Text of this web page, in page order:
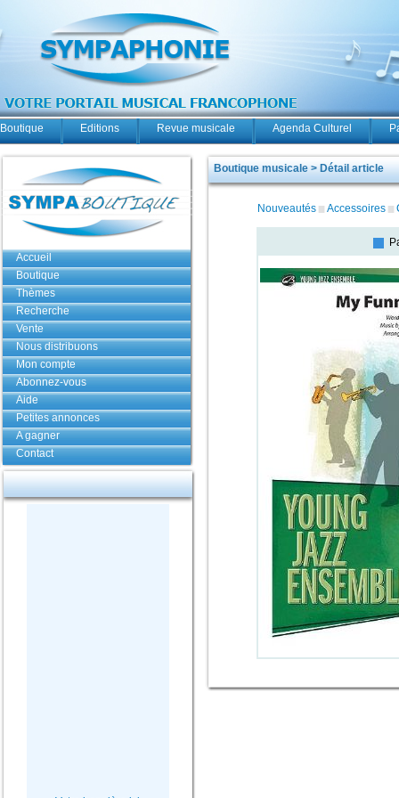
Boutique Editions Revue musicale Agenda Culturel
Accueil
Boutique
Thèmes
Recherche
Vente
Nous distribuons
Mon compte
Abonnez-vous
Aide
Petites annonces
A gagner
Contact
Boutique musicale > Détail article
Nouveautés Accessoires